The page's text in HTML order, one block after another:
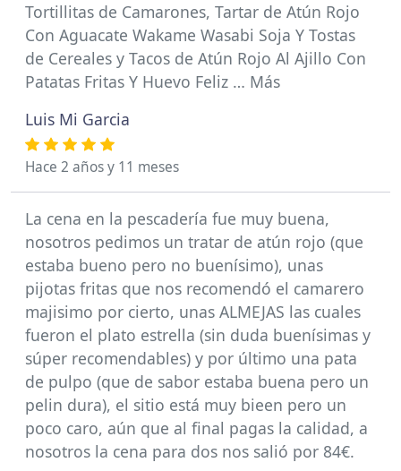
Tortillitas de Camarones, Tartar de Atún Rojo
Con Aguacate Wakame Wasabi Soja Y Tostas
de Cereales y Tacos de Atún Rojo Al Ajillo Con
Patatas Fritas Y Huevo Feliz … Más
Luis Mi Garcia
Hace 2 años y 11 meses
La cena en la pescadería fue muy buena,
nosotros pedimos un tratar de atún rojo (que
estaba bueno pero no buenísimo), unas
pijotas fritas que nos recomendó el camarero
majisimo por cierto, unas ALMEJAS las cuales
fueron el plato estrella (sin duda buenísimas y
súper recomendables) y por último una pata
de pulpo (que de sabor estaba buena pero un
pelin dura), el sitio está muy bieen pero un
poco caro, aún que al final pagas la calidad, a
nosotros la cena para dos nos salió por 84€.